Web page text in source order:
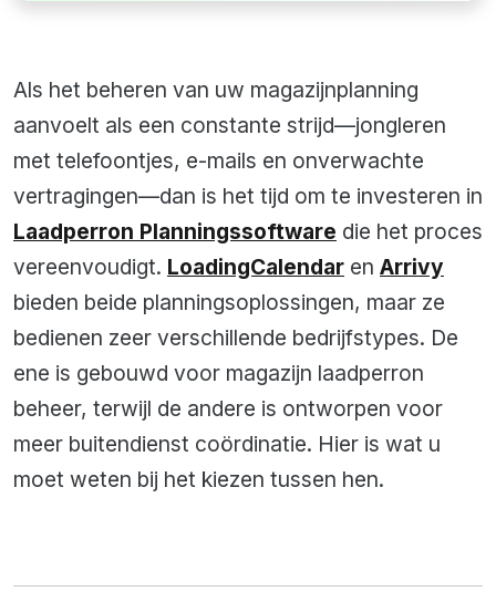
Als het beheren van uw magazijnplanning
aanvoelt als een constante strijd—jongleren
met telefoontjes, e-mails en onverwachte
vertragingen—dan is het tijd om te investeren in
Laadperron Planningssoftware die het proces
vereenvoudigt. LoadingCalendar en Arrivy
bieden beide planningsoplossingen, maar ze
bedienen zeer verschillende bedrijfstypes. De
ene is gebouwd voor magazijn laadperron
beheer, terwijl de andere is ontworpen voor
meer buitendienst coördinatie. Hier is wat u
moet weten bij het kiezen tussen hen.